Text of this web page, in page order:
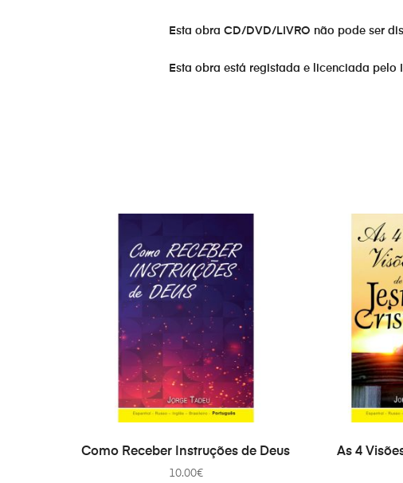
Esta obra CD/DVD/LIVRO não pode ser
Esta obra está registada e licenciada pelo
ADICIONAR
Como Receber Instruções de Deus
10.00€
As 4